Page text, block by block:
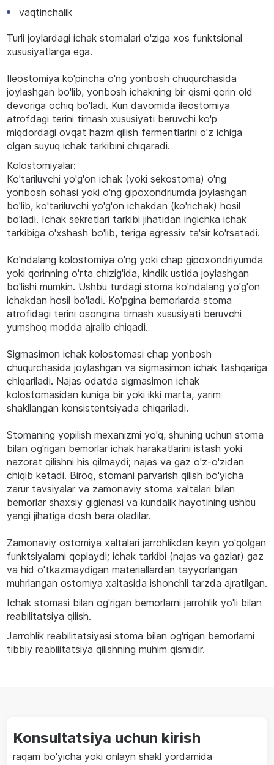
vaqtinchalik
Turli joylardagi ichak stomalari o'ziga xos funktsional
xususiyatlarga ega.
Ileostomiya ko'pincha o'ng yonbosh chuqurchasida
joylashgan bo'lib, yonbosh ichakning bir qismi qorin old
devoriga ochiq bo'ladi. Kun davomida ileostomiya
atrofdagi terini tirnash xususiyati beruvchi ko'p
miqdordagi ovqat hazm qilish fermentlarini o'z ichiga
olgan suyuq ichak tarkibini chiqaradi.
Kolostomiyalar:
Ko'tariluvchi yo'g'on ichak (yoki sekostoma) o'ng
yonbosh sohasi yoki o'ng gipoxondriumda joylashgan
bo'lib, ko'tariluvchi yo'g'on ichakdan (ko'richak) hosil
bo'ladi. Ichak sekretlari tarkibi jihatidan ingichka ichak
tarkibiga o'xshash bo'lib, teriga agressiv ta'sir ko'rsatadi.
Ko'ndalang kolostomiya o'ng yoki chap gipoxondriyumda
yoki qorinning o'rta chizig'ida, kindik ustida joylashgan
bo'lishi mumkin. Ushbu turdagi stoma ko'ndalang yo'g'on
ichakdan hosil bo'ladi. Ko'pgina bemorlarda stoma
atrofidagi terini osongina tirnash xususiyati beruvchi
yumshoq modda ajralib chiqadi.
Sigmasimon ichak kolostomasi chap yonbosh
chuqurchasida joylashgan va sigmasimon ichak tashqariga
chiqariladi. Najas odatda sigmasimon ichak
kolostomasidan kuniga bir yoki ikki marta, yarim
shakllangan konsistentsiyada chiqariladi.
Stomaning yopilish mexanizmi yo'q, shuning uchun stoma
bilan og'rigan bemorlar ichak harakatlarini istash yoki
nazorat qilishni his qilmaydi; najas va gaz o'z-o'zidan
chiqib ketadi. Biroq, stomani parvarish qilish bo'yicha
zarur tavsiyalar va zamonaviy stoma xaltalari bilan
bemorlar shaxsiy gigienasi va kundalik hayotining ushbu
yangi jihatiga dosh bera oladilar.
Zamonaviy ostomiya xaltalari jarrohlikdan keyin yo'qolgan
funktsiyalarni qoplaydi; ichak tarkibi (najas va gazlar) gaz
va hid o'tkazmaydigan materiallardan tayyorlangan
muhrlangan ostomiya xaltasida ishonchli tarzda ajratilgan.
Ichak stomasi bilan og'rigan bemorlarni jarrohlik yo'li bilan
reabilitatsiya qilish.
Jarrohlik reabilitatsiyasi stoma bilan og'rigan bemorlarni
tibbiy reabilitatsiya qilishning muhim qismidir.
Konsultatsiya uchun kirish
raqam bo'yicha yoki onlayn shakl yordamida